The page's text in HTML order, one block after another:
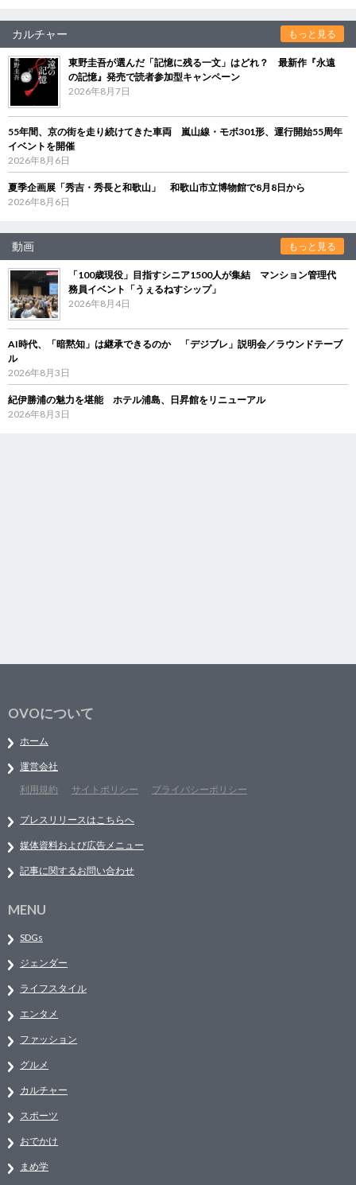
カルチャー もっと見る
東野圭吾が選んだ「記憶に残る一文」はどれ？ 最新作『永遠
の記憶』発売で読者参加型キャンペーン
2026年8月7日
55年間、京の街を走り続けてきた車両 嵐山線・モボ301形、運行開始55周年
イベントを開催
2026年8月6日
夏季企画展「秀吉・秀長と和歌山」 和歌山市立博物館で8月8日から
2026年8月6日
動画 もっと見る
「100歳現役」目指すシニア1500人が集結 マンション管理代
務員イベント「うぇるねすシップ」
2026年8月4日
AI時代、「暗黙知」は継承できるのか 「デジブレ」説明会／ラウンドテーブ
ル
2026年8月3日
紀伊勝浦の魅力を堪能 ホテル浦島、日昇館をリニューアル
2026年8月3日
OVOについて
ホーム
運営会社
利用規約
サイトポリシー プライバシーポリシー
プレスリリースはこちらへ
媒体資料および広告メニュー
記事に関するお問い合わせ
MENU
SDGs
ジェンダー
ライフスタイル
エンタメ
ファッション
グルメ
カルチャー
スポーツ
おでかけ
まめ学